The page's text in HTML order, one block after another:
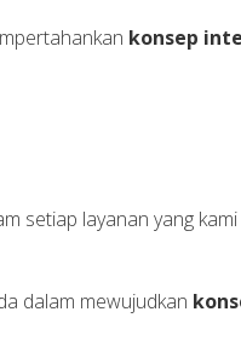
konsep
setiap layanan yang
dalam mewujudkan